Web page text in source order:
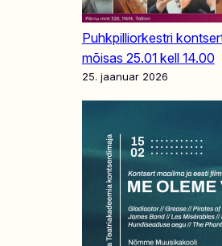
Puhkpilliorkestri
mõisas 25.01 kell 14.00
25. jaanuar 2026